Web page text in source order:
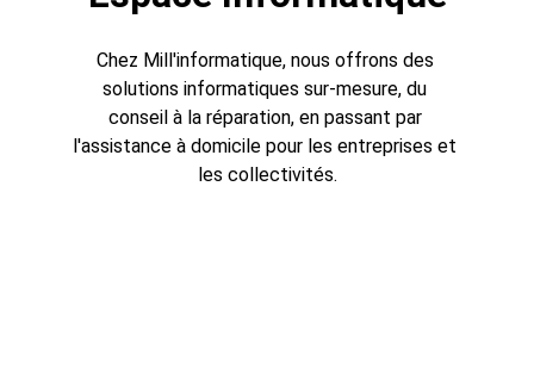
Chez Mill'informatique, nous offrons des
solutions informatiques sur-mesure, du
conseil à la réparation, en passant par
l'assistance à domicile pour les entreprises et
les collectivités.